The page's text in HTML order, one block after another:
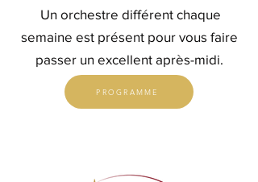
Un orchestre différent chaque
semaine est présent pour vous faire
passer un excellent après-midi.
PROGRAMME